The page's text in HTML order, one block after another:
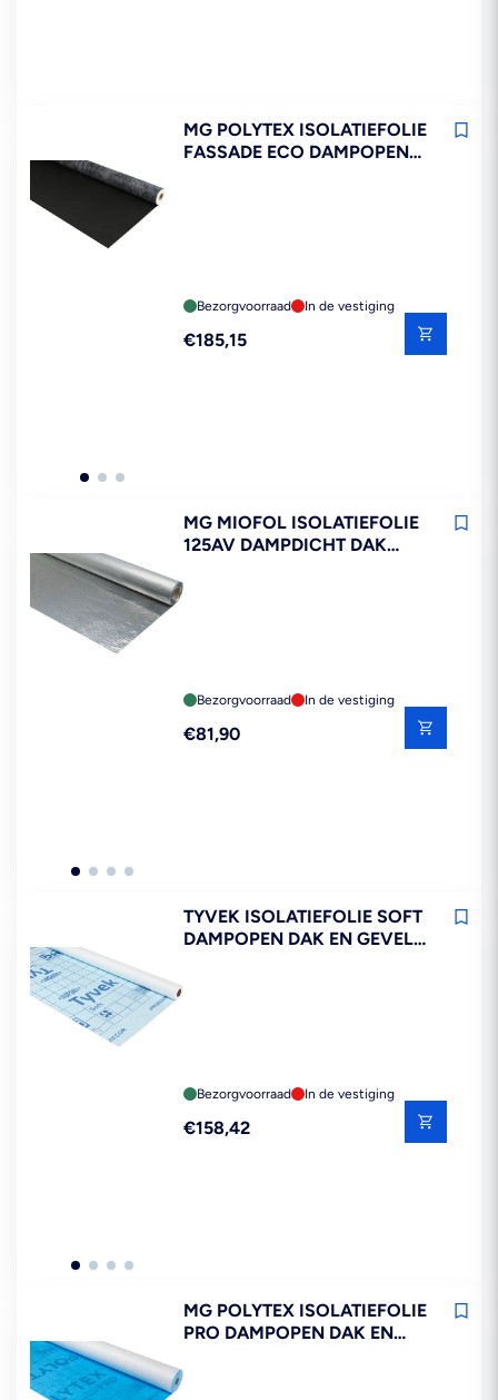
MG POLYTEX ISOLATIEFOLIE
FASSADE ECO DAMPOPEN
Bezorgvoorraad In de vestiging
Reguliere
€185,15
MG MIOFOL ISOLATIEFOLIE
125AV DAMPDICHT DAK
37,5M2
Bezorgvoorraad In de vestiging
Reguliere
€81,90
TYVEK ISOLATIEFOLIE SOFT
DAMPOPEN DAK EN GEVEL
Bezorgvoorraad In de vestiging
Reguliere
€158,42
MG POLYTEX ISOLATIEFOLIE
PRO DAMPOPEN DAK EN